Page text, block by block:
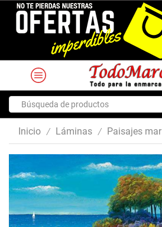
input
Inicio / Láminas / Paisajes mar